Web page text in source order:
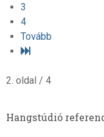
3
4
Tovább
2. oldal / 4
Hangstúdió